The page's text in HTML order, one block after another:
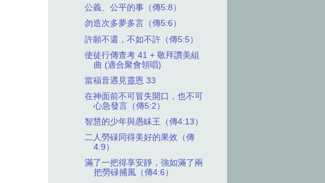
公義、公平的事（傳5:8）
勿造次多夢多言（傳5:6）
許願不還，不如不許（傳5:5）
使徒行傳查考 41 + 敬拜讚美組
曲 (適合聚會領唱)
當福音遇見靈恩 33
在神面前不可冒失開口，也不可
心急發言（傳5:2）
智慧的少年與愚眛王（傳4:13）
二人勞碌同得美好的果效（傳
4:9）
滿了一把得享安靜，強如滿了兩
把勞碌捕風（傳4:6）